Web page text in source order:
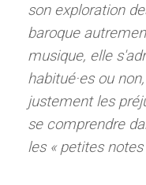
son exploration
baroque
musique, elle
habitué·es ou
justement les
se comprendre
les « petites notes